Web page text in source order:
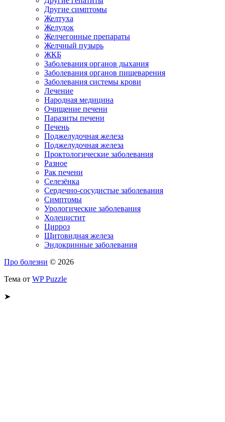
Другие симптомы
Желтуха
Желудок
Желчегонные препараты
Желчный пузырь
ЖКБ
Заболевания органов дыхания
Заболевания органов пищеварения
Заболевания системы крови
Лечение
Народная медицина
Очищение печени
Паразиты печени
Печень
Поджелудочная железа
Поджелудочная железа
Проктологические заболевания
Разное
Рак печени
Селезёнка
Сердечно-сосудистые заболевания
Симптомы
Урологические заболевания
Холецистит
Цирроз
Щитовидная железа
Эндокринные заболевания
Про болезни © 2026
Тема от WP Puzzle
➤